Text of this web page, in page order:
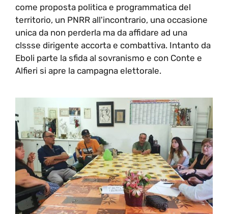
come proposta politica e programmatica del
territorio, un PNRR all'incontrario, una occasione
unica da non perderla ma da affidare ad una
clssse dirigente accorta e combattiva. Intanto da
Eboli parte la sfida al sovranismo e con Conte e
Alfieri si apre la campagna elettorale.